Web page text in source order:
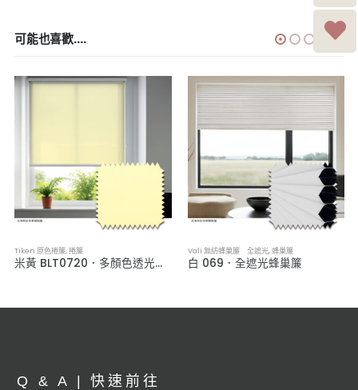
可能也喜歡....
Tiken 原色捲簾,捲簾
米黃 BLT0720．多顏色透光捲簾
Vali 無紡蜂巢簾 全遮光,蜂巢簾
白 069．全遮光蜂巢簾
Q & A | 快速前往